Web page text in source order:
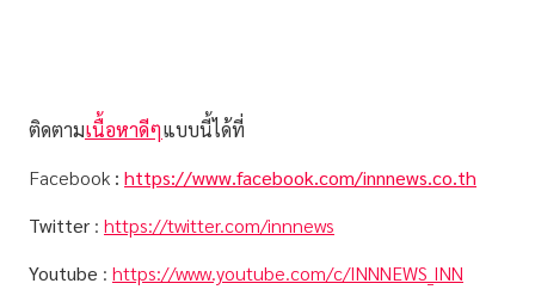
ติดตามเนื้อหาดีๆแบบนี้ได้ที่
Facebook : https://www.facebook.com/innnews.co.th
Twitter : https://twitter.com/innnews
Youtube : https://www.youtube.com/c/INNNEWS_INN